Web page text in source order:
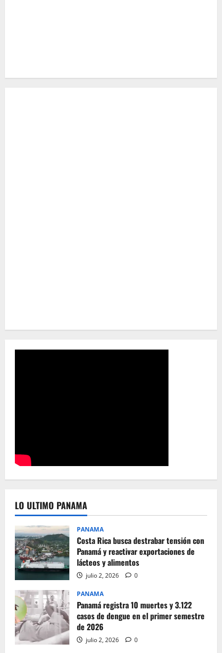
LO ULTIMO PANAMA
PANAMA
Costa Rica busca destrabar tensión con
Panamá y reactivar exportaciones de
lácteos y alimentos
julio 2, 2026 0
PANAMA
Panamá registra 10 muertes y 3.122
casos de dengue en el primer semestre
de 2026
julio 2, 2026 0